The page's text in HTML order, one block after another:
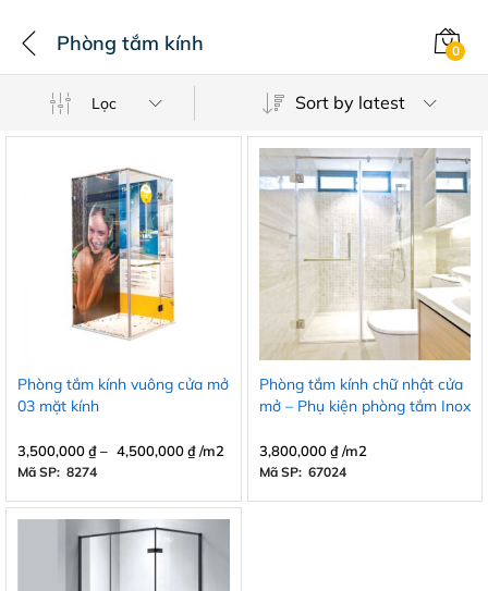
Phòng tắm kính 0
Lọc Sort by latest
Phòng tắm kính vuông cửa mở
03 mặt kính
3,500,000₫– 4,500,000₫/m2
Mã SP: 8274
Phòng tắm kính chữ nhật cửa
mở – Phụ kiện phòng tắm Inox
3,800,000₫/m2
Mã SP: 67024